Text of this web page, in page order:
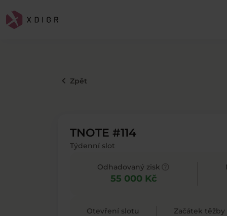
keyboard_arrow_left Zpět
TNOTE #114
Týdenní slot
Odhadovaný zisk
55 000 Kč
Otevření slotu
Začátek těžby